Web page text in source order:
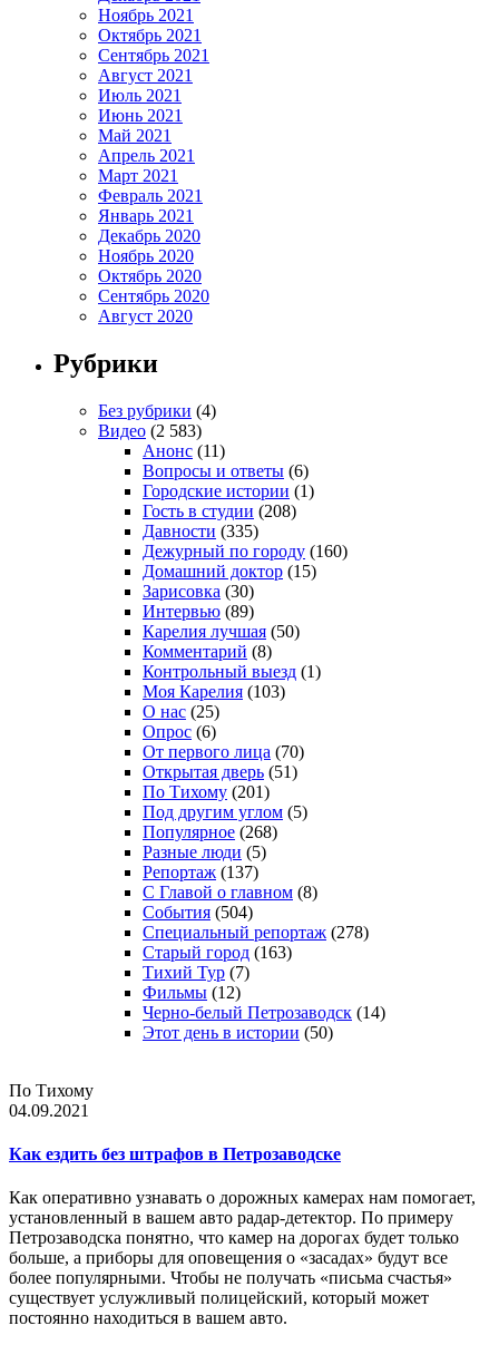
Ноябрь 2021
Октябрь 2021
Сентябрь 2021
Август 2021
Июль 2021
Июнь 2021
Май 2021
Апрель 2021
Март 2021
Февраль 2021
Январь 2021
Декабрь 2020
Ноябрь 2020
Октябрь 2020
Сентябрь 2020
Август 2020
Рубрики
Без рубрики (4)
Видео (2 583)
Анонс (11)
Вопросы и ответы (6)
Городские истории (1)
Гость в студии (208)
Давности (335)
Дежурный по городу (160)
Домашний доктор (15)
Зарисовка (30)
Интервью (89)
Карелия лучшая (50)
Комментарий (8)
Контрольный выезд (1)
Моя Карелия (103)
О нас (25)
Опрос (6)
От первого лица (70)
Открытая дверь (51)
По Тихому (201)
Под другим углом (5)
Популярное (268)
Разные люди (5)
Репортаж (137)
С Главой о главном (8)
События (504)
Специальный репортаж (278)
Старый город (163)
Тихий Тур (7)
Фильмы (12)
Черно-белый Петрозаводск (14)
Этот день в истории (50)
По Тихому
04.09.2021
Как ездить без штрафов в Петрозаводске
Как оперативно узнавать о дорожных камерах нам помогает,
установленный в вашем авто радар-детектор. По примеру
Петрозаводска понятно, что камер на дорогах будет только
больше, а приборы для оповещения о «засадах» будут все
более популярными. Чтобы не получать «письма счастья»
существует услужливый полицейский, который может
постоянно находиться в вашем авто.